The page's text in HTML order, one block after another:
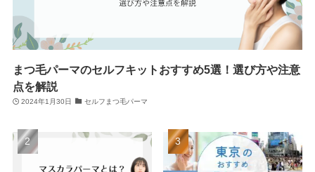
まつ毛パーマのセルフキットおすすめ5選！選び方や注意
点を解説
2024年1月30日 セルフまつ毛パーマ